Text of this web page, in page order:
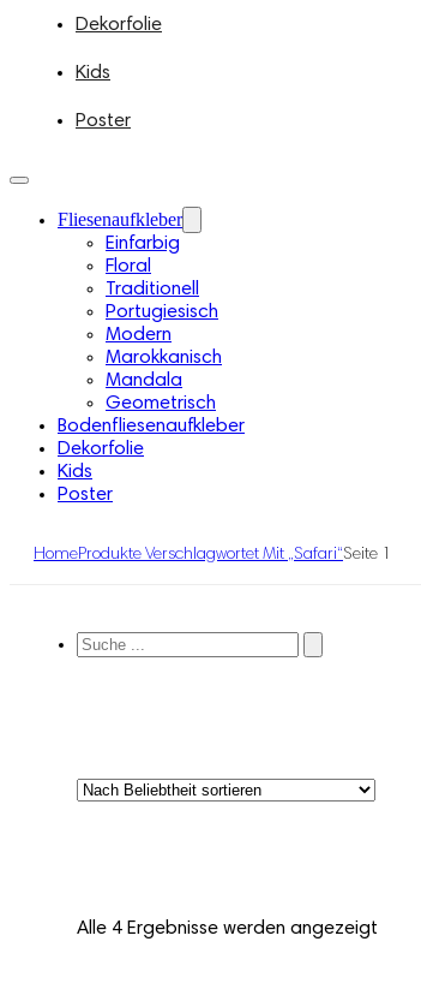
Dekorfolie
Kids
Poster
Fliesenaufkleber
Einfarbig
Floral
Traditionell
Portugiesisch
Modern
Marokkanisch
Mandala
Geometrisch
Bodenfliesenaufkleber
Dekorfolie
Kids
Poster
HomeProdukte Verschlagwortet Mit „Safari“Seite 1
Suche
Alle 4 Ergebnisse werden angezeigt